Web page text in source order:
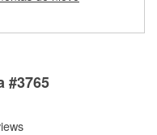
tu reparación.
#3765